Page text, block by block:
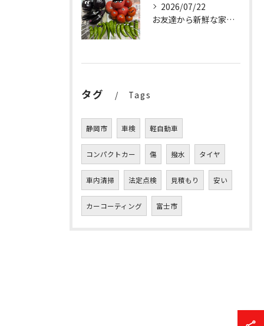
2026/07/22
お友達から新鮮な家庭菜園の野菜をたっぷりいただきました✨。
タグ Tags
静岡市 車検 軽自動車
コンパクトカー 傷 撥水 タイヤ
車内清掃 法定点検 見積もり 安い
カーコーティング 富士市